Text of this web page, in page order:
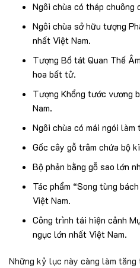
Ngôi chùa có tháp chuông
Ngôi chùa sở hữu tượng
nhất Việt Nam.
Tượng Bồ tát Quan Thế
hoa bất tử.
Tượng Khổng tước vương
Nam.
Ngôi chùa có mái ngói
Gốc cây gỗ trâm chứa bộ
Bộ phản bằng gỗ sao lớn
Tác phẩm “Song tùng
Việt Nam.
Công trình tái hiện cảnh
ngục lớn nhất Việt Nam.
Những kỷ lục này càng làm